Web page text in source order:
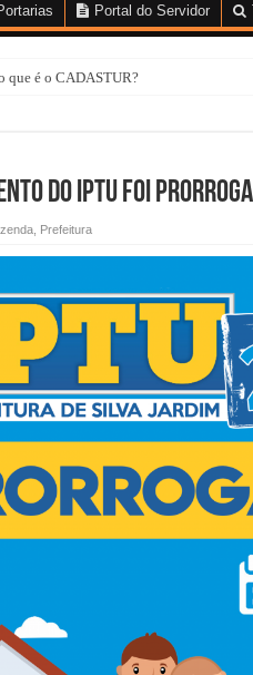
Portal do Servidor
que é o CADASTUR?
DO IPTU FOI
Prefeitura